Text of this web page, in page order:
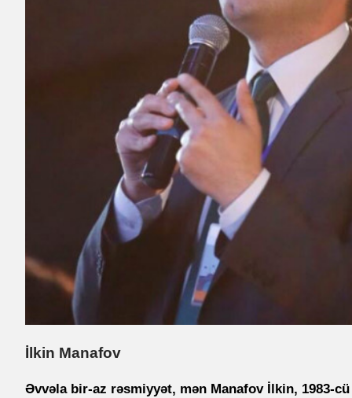
İlkin Manafov
Əvvəla bir-az rəsmiyyət, mən Manafov İlkin, 1983-